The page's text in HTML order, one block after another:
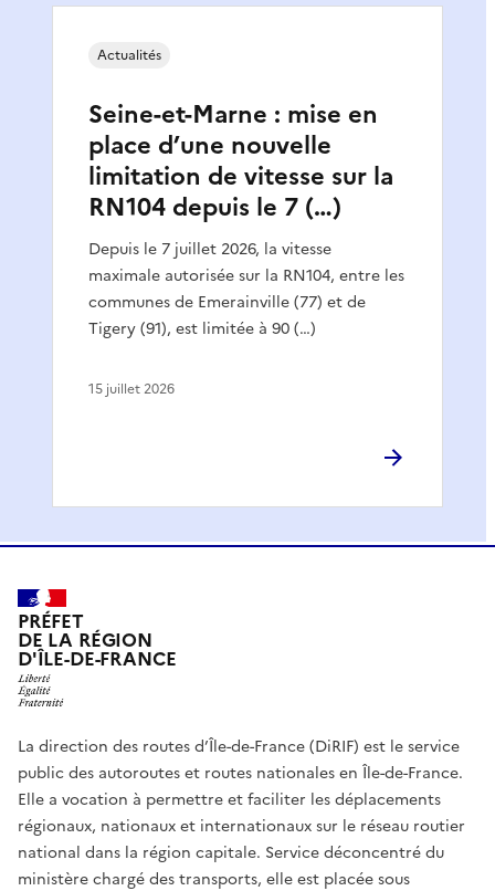
Seine-et-Marne : mise en
place d’une nouvelle
limitation de vitesse sur la
RN104 depuis le 7 (…)
Depuis le 7 juillet 2026, la vitesse
maximale autorisée sur la RN104, entre les
communes de Emerainville (77) et de
Tigery (91), est limitée à 90 (…)
Actualités
15 juillet 2026
PRÉFET
DE LA RÉGION
D'ÎLE-DE-FRANCE
La direction des routes d’Île-de-France (DiRIF) est le service
public des autoroutes et routes nationales en Île-de-France.
Elle a vocation à permettre et faciliter les déplacements
régionaux, nationaux et internationaux sur le réseau routier
national dans la région capitale. Service déconcentré du
ministère chargé des transports, elle est placée sous